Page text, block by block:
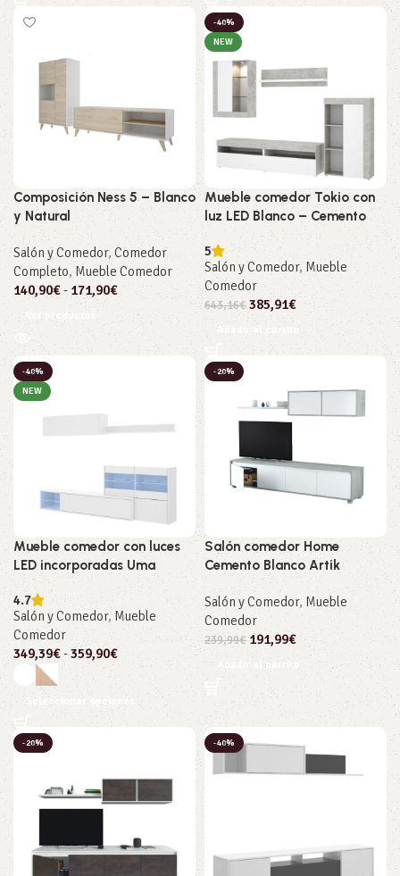
Composición Ness 5 – Blanco
y Natural
Salón y Comedor,Comedor
Completo, Mueble Comedor
140,90€- 171,90€
Ver productos
-40%
NEW
Mueble comedor Tokio con
luz LED Blanco – Cemento
5
Salón y Comedor, Mueble
Comedor
643,16€385,91€
Añadir al carrito
-40%
NEW
Mueble comedor con luces
LED incorporadas Uma
4.7
Salón y Comedor, Mueble
Comedor
349,39€-359,90€
Seleccionar opciones
-20%
Salón comedor Home
Cemento Blanco Artik
Salón y Comedor, Mueble
Comedor
239,99€ 191,99€
Añadir al carrito
-20% -40%